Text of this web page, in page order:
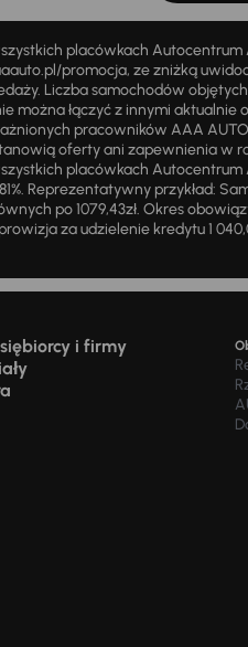
placówkach
promocja, ze zniżką
Liczba samochodów
można łączyć z innymi
pracowników AAA
oferty ani zapewnienia w
placówkach Autocentrum
Reprezentatywny przykład:
po 1079,43zł. Okres
za udzielenie kredytu 1
i firmy